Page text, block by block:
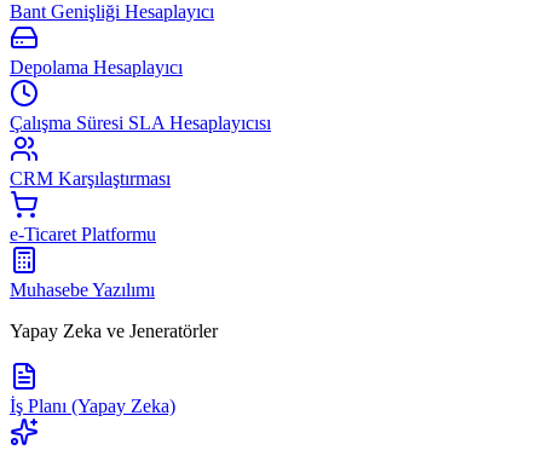
Bant Genişliği Hesaplayıcı
Depolama Hesaplayıcı
Çalışma Süresi SLA Hesaplayıcısı
CRM Karşılaştırması
e-Ticaret Platformu
Muhasebe Yazılımı
Yapay Zeka ve Jeneratörler
İş Planı (Yapay Zeka)